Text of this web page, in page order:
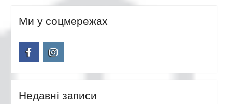
Ми у соцмережах
Недавні записи